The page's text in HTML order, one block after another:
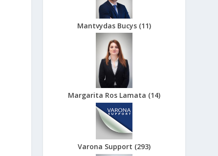
Mantvydas Bucys (11)
Margarita Ros Lamata (14)
Varona Support (293)